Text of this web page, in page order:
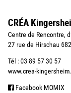
CRÉA
Centre de Rencontre,
27 rue de Hirschau
Tél : 03 89 57 30 57
www.crea-
Facebook MOMIX